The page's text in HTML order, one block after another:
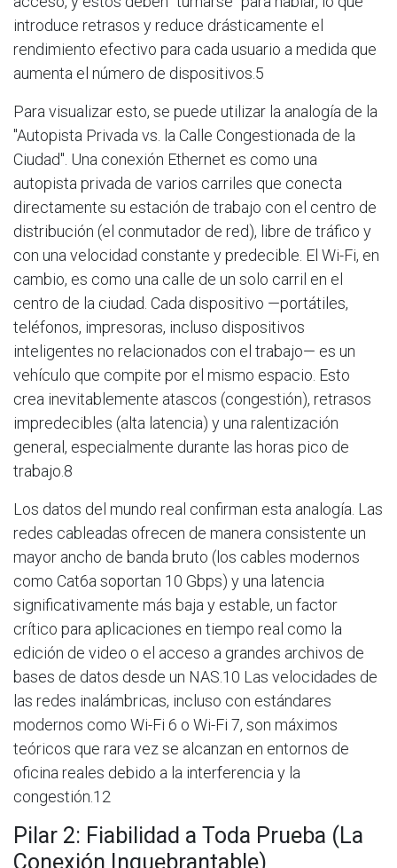
introduce retrasos y reduce drásticamente el
rendimiento efectivo para cada usuario a medida que
aumenta el número de dispositivos.5
Para visualizar esto, se puede utilizar la analogía de la
"Autopista Privada vs. la Calle Congestionada de la
Ciudad". Una conexión Ethernet es como una
autopista privada de varios carriles que conecta
directamente su estación de trabajo con el centro de
distribución (el conmutador de red), libre de tráfico y
con una velocidad constante y predecible. El Wi-Fi, en
cambio, es como una calle de un solo carril en el
centro de la ciudad. Cada dispositivo —portátiles,
teléfonos, impresoras, incluso dispositivos
inteligentes no relacionados con el trabajo— es un
vehículo que compite por el mismo espacio. Esto
crea inevitablemente atascos (congestión), retrasos
impredecibles (alta latencia) y una ralentización
general, especialmente durante las horas pico de
trabajo.8
Los datos del mundo real confirman esta analogía. Las
redes cableadas ofrecen de manera consistente un
mayor ancho de banda bruto (los cables modernos
como Cat6a soportan 10 Gbps) y una latencia
significativamente más baja y estable, un factor
crítico para aplicaciones en tiempo real como la
edición de video o el acceso a grandes archivos de
bases de datos desde un NAS.10 Las velocidades de
las redes inalámbricas, incluso con estándares
modernos como Wi-Fi 6 o Wi-Fi 7, son máximos
teóricos que rara vez se alcanzan en entornos de
oficina reales debido a la interferencia y la
congestión.12
Pilar 2: Fiabilidad a Toda Prueba (La
Conexión Inquebrantable)